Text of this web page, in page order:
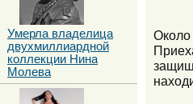
Около
Умерла владелица
двухмиллиардной
коллекции Нина
Молева